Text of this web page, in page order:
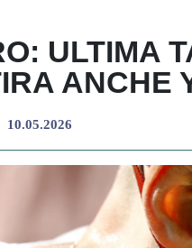
ULTIMA
ANCHE
10.05.2026